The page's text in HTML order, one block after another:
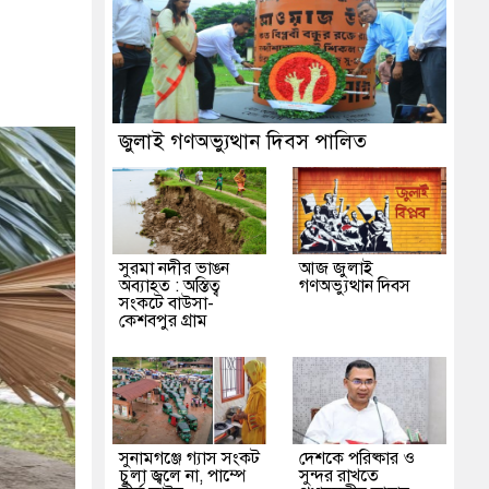
জুলাই গণঅভ্যুত্থান দিবস পালিত
সুরমা নদীর ভাঙন
অব্যাহত : অস্তিত্ব
সংকটে বাউসা-
কেশবপুর গ্রাম
আজ জুলাই
গণঅভ্যুত্থান দিবস
সুনামগঞ্জে গ্যাস সংকট
চুলা জ্বলে না, পাম্পে
দেশকে পরিষ্কার ও
সুন্দর রাখতে